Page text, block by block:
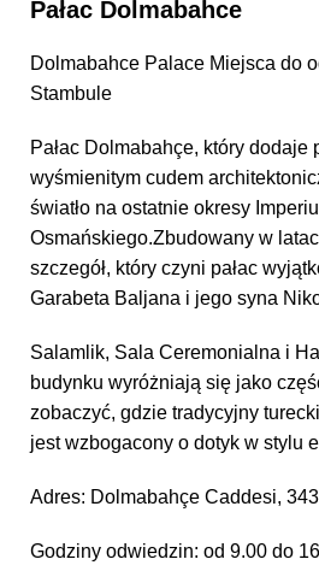
Pałac Dolmabahce
Dolmabahce Palace Miejsca do
Stambule
Pałac Dolmabahçe, który dodaje
wyśmienitym cudem
światło na ostatnie okresy
Osmańskiego.Zbudowany w
szczegół, który czyni pałac
Garabeta Baljana i jego syna
Salamlik, Sala Ceremonialna i
budynku wyróżniają się jako
zobaczyć, gdzie tradycyjny
jest wzbogacony o dotyk w stylu
Adres: Dolmabahçe Caddesi,
Godziny odwiedzin: od 9.00 do